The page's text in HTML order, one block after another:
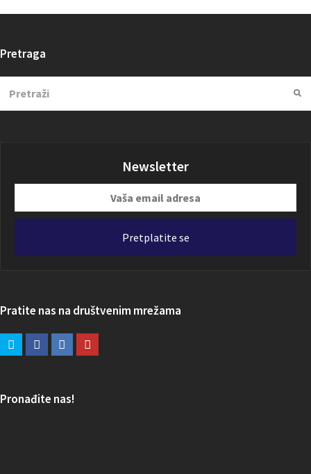
Pretraga
Newsletter
email
Pretplatite se
Pratite nas na društvenim mrežama
Pronađite nas!